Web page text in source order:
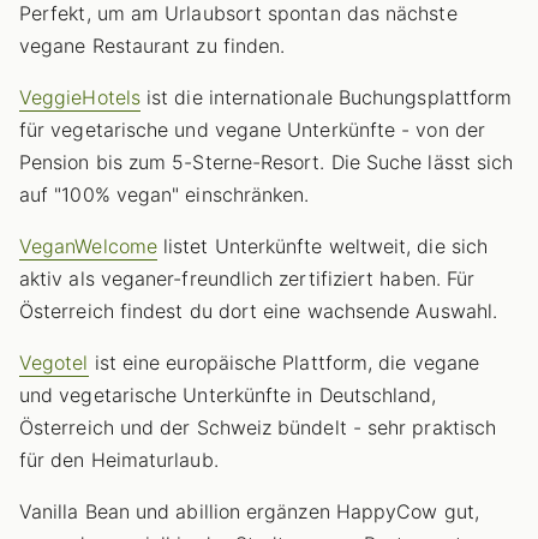
Perfekt, um am Urlaubsort spontan das nächste
vegane Restaurant zu finden.
VeggieHotelsist die internationale Buchungsplattform
für vegetarische und vegane Unterkünfte - von der
Pension bis zum 5-Sterne-Resort. Die Suche lässt sich
auf "100% vegan" einschränken.
VeganWelcomelistet Unterkünfte weltweit, die sich
aktiv als veganer-freundlich zertifiziert haben. Für
Österreich findest du dort eine wachsende Auswahl.
Vegotel ist eine europäische Plattform, die vegane
und vegetarische Unterkünfte in Deutschland,
Österreich und der Schweiz bündelt - sehr praktisch
für den Heimaturlaub.
Vanilla Bean und abillion ergänzen HappyCow gut,